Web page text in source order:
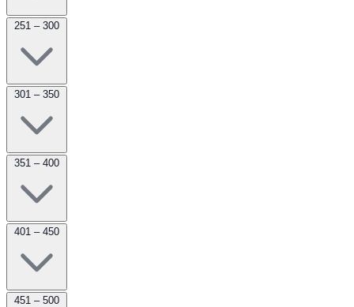
251 – 300
301 – 350
351 – 400
401 – 450
451 – 500